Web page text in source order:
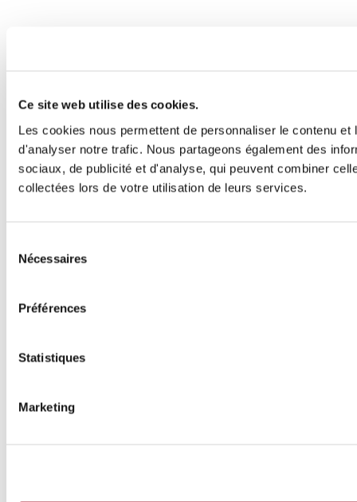
Ce site web utilise des cookies.
Les cookies nous permettent de personnaliser le contenu
d'analyser notre trafic. Nous partageons également des
sociaux, de publicité et d'analyse, qui peuvent combiner
collectées lors de votre utilisation de leurs services.
Nécessaires
Préférences
Statistiques
Marketing